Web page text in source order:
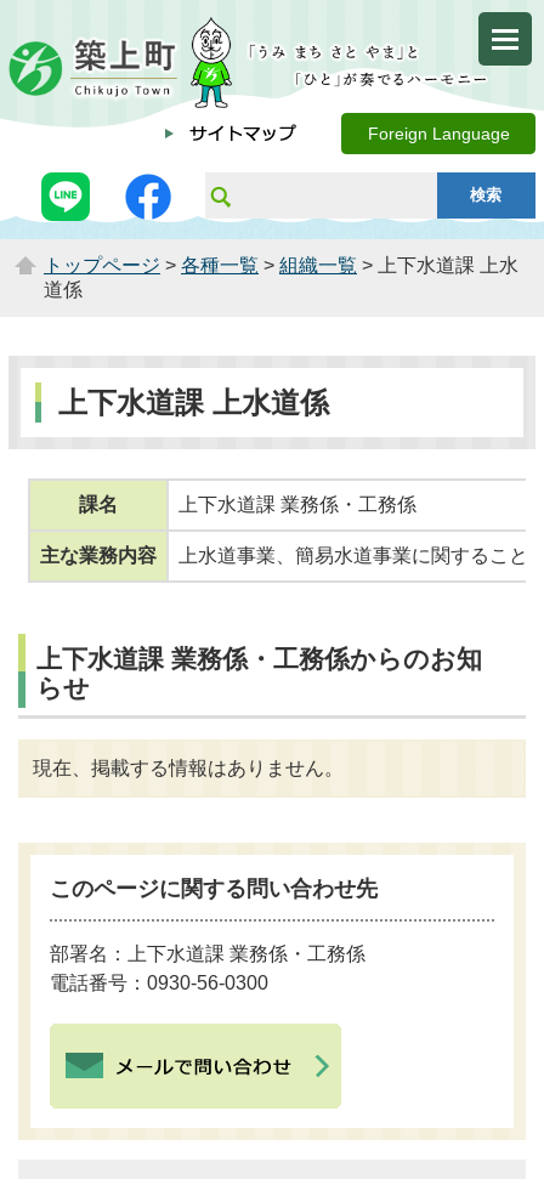
Foreign Language
トップページ > 各種一覧 > 組織一覧 > 上下水道課 上水
道係
上下水道課 上水道係
課名 上下水道課 業務係・工務係
主な業務内容 上水道事業、簡易水道事業に関すること
上下水道課 業務係・工務係からのお知
らせ
現在、掲載する情報はありません。
このページに関する問い合わせ先
部署名：上下水道課 業務係・工務係
電話番号：0930-56-0300